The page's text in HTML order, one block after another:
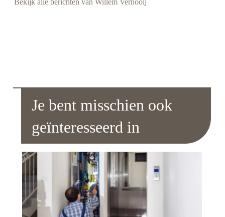
Je bent misschien ook
geïnteresseerd in